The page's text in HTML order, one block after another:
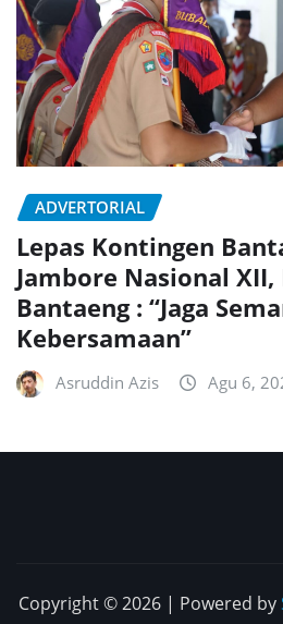
ADVERTORIAL
Lepas Kontingen
Jambore Nasional
Bantaeng : “Jaga
Kebersamaan”
Asruddin Azis Agu 6,
Copyright © 2026 | Powered by